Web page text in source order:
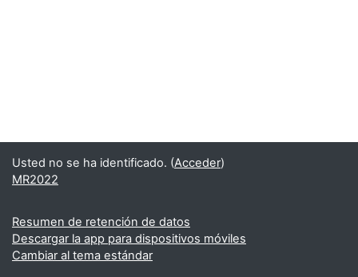
Usted no se ha identificado. (Acceder)
MR2022
Resumen de retención de datos
Descargar la app para dispositivos móviles
Cambiar al tema estándar